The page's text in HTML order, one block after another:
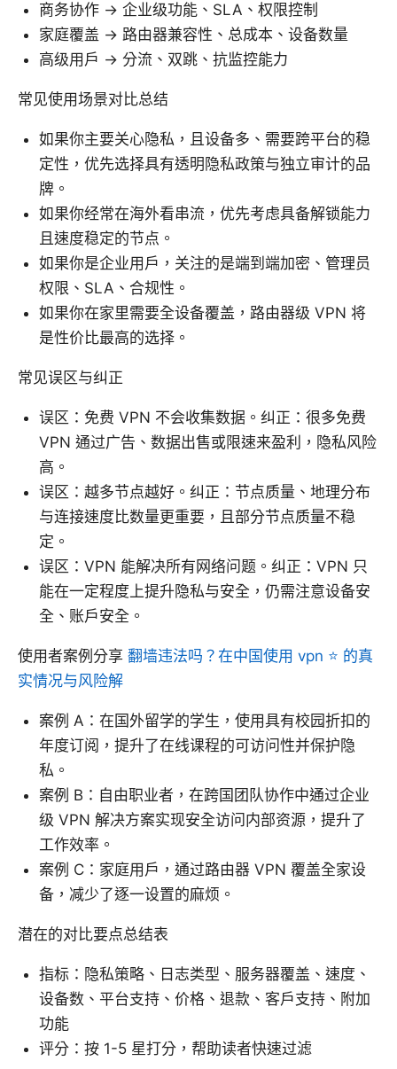
商务协作 -> 企业级功能、SLA、权限控制
家庭覆盖 -> 路由器兼容性、总成本、设备数量
高级用户 -> 分流、双跳、抗监控能力
常见使用场景对比总结
如果你主要关心隐私，且设备多、需要跨平台的稳
定性，优先选择具有透明隐私政策与独立审计的品
牌。
如果你经常在海外看串流，优先考虑具备解锁能力
且速度稳定的节点。
如果你是企业用户，关注的是端到端加密、管理员
权限、SLA、合规性。
如果你在家里需要全设备覆盖，路由器级 VPN 将
是性价比最高的选择。
常见误区与纠正
误区：免费 VPN 不会收集数据。纠正：很多免费
VPN 通过广告、数据出售或限速来盈利，隐私风险
高。
误区：越多节点越好。纠正：节点质量、地理分布
与连接速度比数量更重要，且部分节点质量不稳
定。
误区：VPN 能解决所有网络问题。纠正：VPN 只
能在一定程度上提升隐私与安全，仍需注意设备安
全、账户安全。
使用者案例分享 翻墙违法吗？在中国使用 vpn ⭐ 的真
实情况与风险解
案例 A：在国外留学的学生，使用具有校园折扣的
年度订阅，提升了在线课程的可访问性并保护隐
私。
案例 B：自由职业者，在跨国团队协作中通过企业
级 VPN 解决方案实现安全访问内部资源，提升了
工作效率。
案例 C：家庭用户，通过路由器 VPN 覆盖全家设
备，减少了逐一设置的麻烦。
潜在的对比要点总结表
指标：隐私策略、日志类型、服务器覆盖、速度、
设备数、平台支持、价格、退款、客户支持、附加
功能
评分：按 1-5 星打分，帮助读者快速过滤